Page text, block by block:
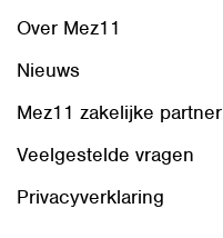
Over Mez11
Nieuws
Mez11 zakelijke partner
Veelgestelde vragen
Privacyverklaring